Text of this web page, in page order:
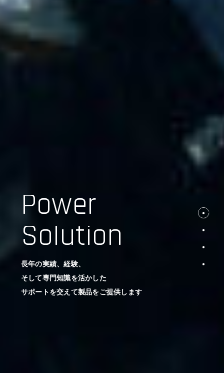
Power
Solution
長年の実績、経験、
そして専門知識を活かした
サポートを交えて製品をご提供します